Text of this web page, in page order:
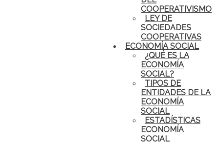
COOPERATIVISMO
LEY DE
SOCIEDADES
COOPERATIVAS
ECONOMÍA SOCIAL
¿QUÉ ES LA
ECONOMÍA
SOCIAL?
TIPOS DE
ENTIDADES DE LA
ECONOMÍA
SOCIAL
ESTADÍSTICAS
ECONOMÍA
SOCIAL